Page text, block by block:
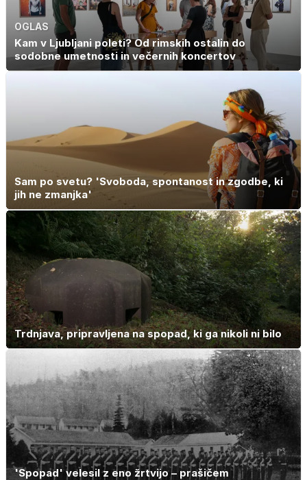
OGLAS
Kam v Ljubljani poleti? Od rimskih ostalin do
sodobne umetnosti in večernih koncertov
Sam po svetu? 'Svoboda, spontanost in zgodbe, ki
jih ne zmanjka'
Trdnjava, pripravljena na spopad, ki ga nikoli ni bilo
'Spopad' velesil z eno žrtvijo – prašičem